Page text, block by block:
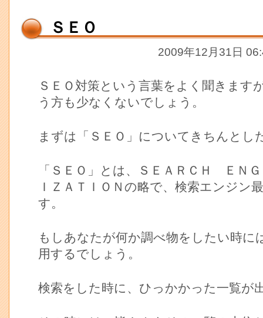
ＳＥＯ
2009年12月31日
ＳＥＯ対策という言葉をよく聞きます
う方も少なくないでしょう。
まずは「ＳＥＯ」についてきちんとし
「ＳＥＯ」とは、ＳＥＡＲＣＨ ＥＮ
ＩＺＡＴＩＯＮの略で、検索エンジン
す。
もしあなたが何か調べ物をしたい時に
用するでしょう。
検索をした時に、ひっかかった一覧が